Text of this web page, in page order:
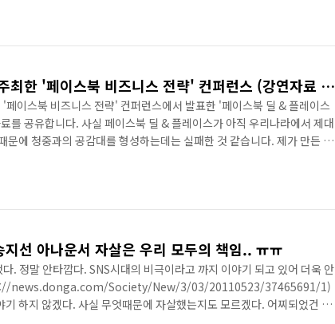
용과정의 입니다. 소셜의 이해는 의 내용이며, 소셜을 활용한 비즈니스
표준 교과서인 의 위상을 확인할 수 있습니다. 맛보기 강좌보기:
플루토미디어에서 주최한 '페이스북 비즈니스 전략' 컨퍼런스 (강연자료 공유)
페이스북 비즈니스 전략' 컨퍼런스에서 발표한 '페이스북 딜 & 플레이스
를 공유합니다. 사실 페이스북 딜 & 플레이스가 아직 우리나라에서 제대
문에 청중과의 공감대를 형성하는데는 실패한 것 같습니다. 제가 만든 발
article/533478) 강의시간도 매우 짧게 끝난 것 같습니다. 30분
없었겠지만 그래도 발표자료는 공유합니다. 페이스북 딜 & 플레이..
선 아나운서 자살은 우리 모두의 책임.. ㅠㅠ
. 정말 안타깝다. SNS시대의 비극이라고 까지 이야기 되고 있어 더욱 안
news.donga.com/Society/New/3/03/20110523/37465691/1)
기 하지 않겠다. 사실 무엇때문에 자살했는지도 모르겠다. 어찌되었건 개